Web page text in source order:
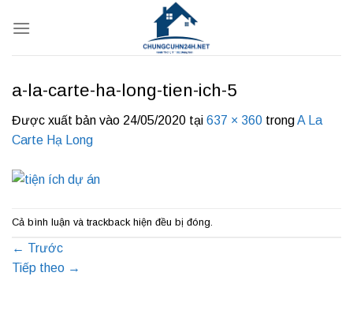
qua
a-la-carte-ha-long-tien-ich-5
Được xuất bản vào 24/05/2020 tại 637 × 360 trongA La
Carte Hạ Long
Cả bình luận và trackback hiện đều bị đóng.
← Trước
Tiếp theo →